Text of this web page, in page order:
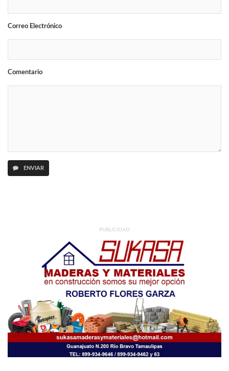
Correo Electrónico
Comentario
ENVIAR
PUBLICIDAD